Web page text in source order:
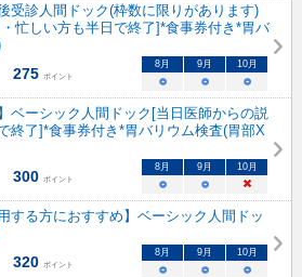
受診人間ドック(枠数に限りがあります)
忙しい方も半日で終了]*食事券付き*胃バ
275 ポイント
8 月 9 月 10月
○ ○ ○
ベーシック人間ドック[当日医師からの説
終了]*食事券付き*胃バリウム検査(胃部X
300 ポイント
8 月 9 月 10月
○ ○ ×
する方におすすめ】ベーシック人間ドッ
320 ポイント
8 月 9 月 10月
○ ○ ○